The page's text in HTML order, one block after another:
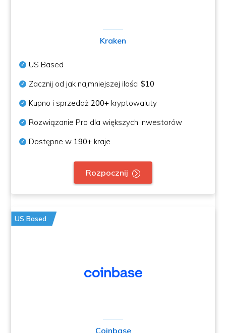
Kraken
US Based
Zacznij od jak najmniejszej ilości$10
Kupno i sprzedaż200+ kryptowaluty
Rozwiązanie Pro dla większych inwestorów
Dostępne w 190+ kraje
Rozpocznij
US Based
Coinbase